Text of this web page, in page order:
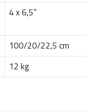
4 x 6,5”
100/20/22,5 cm
12 kg